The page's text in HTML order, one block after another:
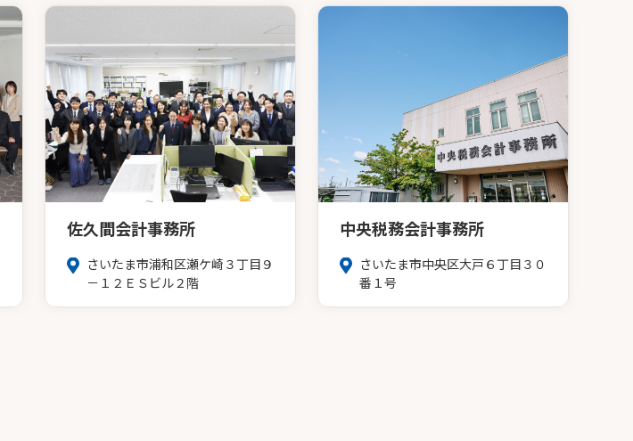
佐久間会計事務所
さいたま市浦和区瀬ケ崎３丁目９
－１２ＥＳビル２階
中央税務会計事務所
さいたま市中央区大戸６丁目３０
番１号